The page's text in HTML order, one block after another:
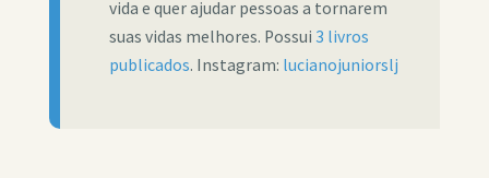
vida e quer ajudar pessoas a tornarem
suas vidas melhores. Possui 3 livros
publicados. Instagram: lucianojuniorslj